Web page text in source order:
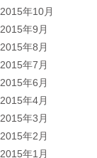
2015年10月
2015年9月
2015年8月
2015年7月
2015年6月
2015年4月
2015年3月
2015年2月
2015年1月